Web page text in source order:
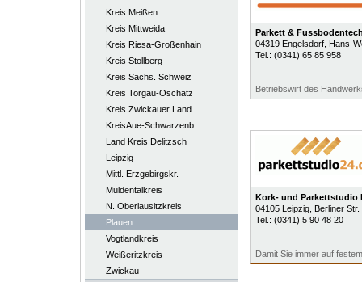
Kreis Meißen
Kreis Mittweida
Kreis Riesa-Großenhain
Kreis Stollberg
Kreis Sächs. Schweiz
Kreis Torgau-Oschatz
Kreis Zwickauer Land
KreisAue-Schwarzenb.
Land Kreis Delitzsch
Leipzig
Mittl. Erzgebirgskr.
Muldentalkreis
N. Oberlausitzkreis
Plauen
Vogtlandkreis
Weißeritzkreis
Zwickau
Parkett &
04319 Engelsdorf, Hans-
Tel.: (0341) 65 85 958
Betriebswirt des
Kork- und Parkettstudio
04105 Leipzig, Berliner Str.
Tel.: (0341) 5 90 48 20
Damit Sie immer auf